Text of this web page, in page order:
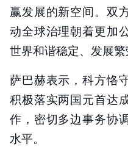
赢发展的新空间。双
动全球治理朝着更加
世界和谐稳定、发展繁
萨巴赫表示，科方恪
积极落实两国元首达
作，密切多边事务协
水平。